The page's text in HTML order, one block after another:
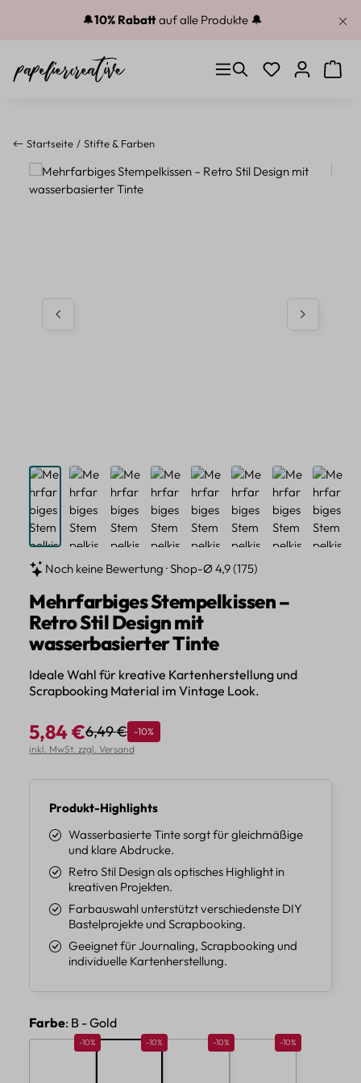
Zum Hauptinhalt springen
🔔10% Rabattauf alle Produkte 🔔
Du hast 0
Startseite Stifte & Farben
Bildergalerie überspringen
Noch keine Bewertung · Shop-Ø 4,9 (175)
Mehrfarbiges Stempelkissen –
Retro Stil Design mit
wasserbasierter Tinte
Ideale Wahl für kreative Kartenherstellung und
Scrapbooking Material im Vintage Look.
Verkaufspreis:
5,84 €Regulärer Preis:
6,49 € Rabatt
-10%
inkl. MwSt. zzgl. Versand
Produkt-Highlights
Wasserbasierte Tinte sorgt für gleichmäßige
und klare Abdrucke.
Retro Stil Design als optisches Highlight in
kreativen Projekten.
Farbauswahl unterstützt verschiedenste DIY
Bastelprojekte und Scrapbooking.
Geeignet für Journaling, Scrapbooking und
individuelle Kartenherstellung.
Farbeauswählen
: B - Gold
Rabatt 10%
-10% Rabatt 10%
-10% Rabatt 10%
-10% Rabatt 10%
-10%